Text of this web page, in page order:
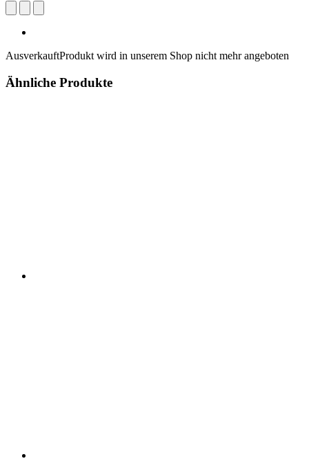
AusverkauftProdukt wird in unserem Shop nicht mehr angeboten
Ähnliche Produkte